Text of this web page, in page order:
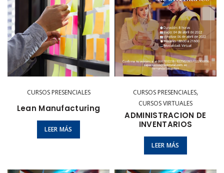
CURSOS PRESENCIALES
Lean Manufacturing
LEER MÁS
CURSOS PRESENCIALES,
CURSOS VIRTUALES
ADMINISTRACION DE
INVENTARIOS
LEER MÁS